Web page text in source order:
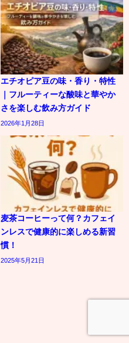
エチオピア豆の味・香り・特性
｜フルーティーな酸味と華やか
さを楽しむ飲み方ガイド
2026年1月28日
麦茶コーヒーって何？カフェイ
ンレスで健康的に楽しめる新習
慣！
2025年5月21日